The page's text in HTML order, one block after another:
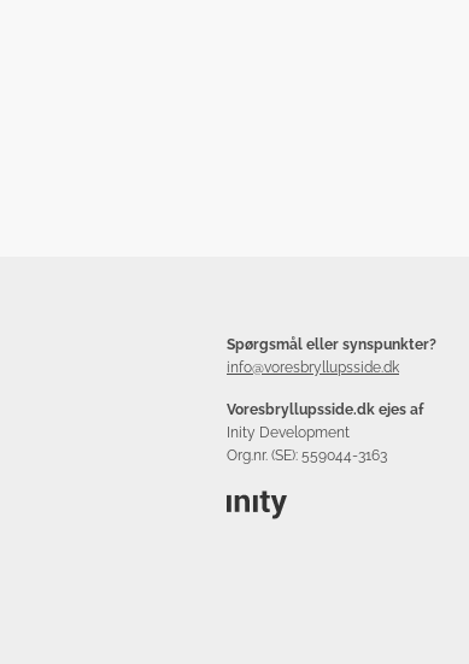
Spørgsmål eller synspunkter?
info@voresbryllupsside.dk
Voresbryllupsside.dk ejes af
Inity Development
Org.nr. (SE): 559044-3163